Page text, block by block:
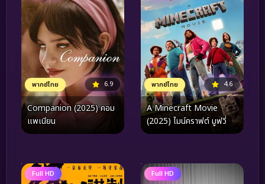
พากย์ไทย 6.9
Companion (2025) คอม
แพเนียน
พากย์ไทย 4.6
A Minecraft Movie
(2025) ไมน์คราฟต์ มูฟวี่
Full HD Full HD